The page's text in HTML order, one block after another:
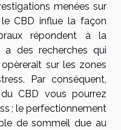
menées sur
CBD influe la façon
répondent à la
a des recherches qui
sur les zones
Par conséquent,
CBD vous pourrez
; le perfectionnement
de sommeil due au